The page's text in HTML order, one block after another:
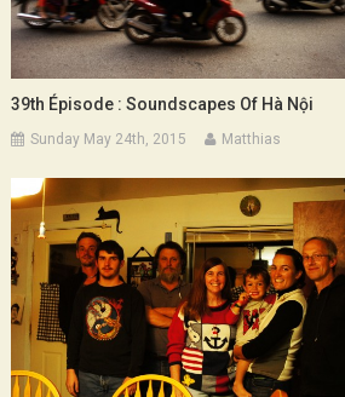
39th Épisode : Soundscapes Of Hà Nội
Sunday May 24th, 2015 Matthias